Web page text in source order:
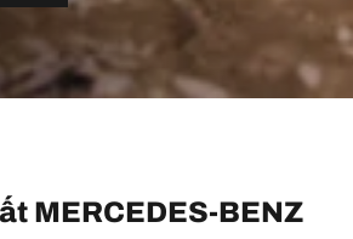
MERCEDES-BENZ